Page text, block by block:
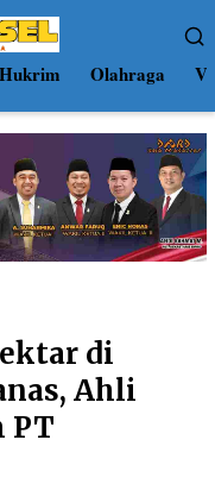
Hukrim Olahraga
di
Ahli
PT